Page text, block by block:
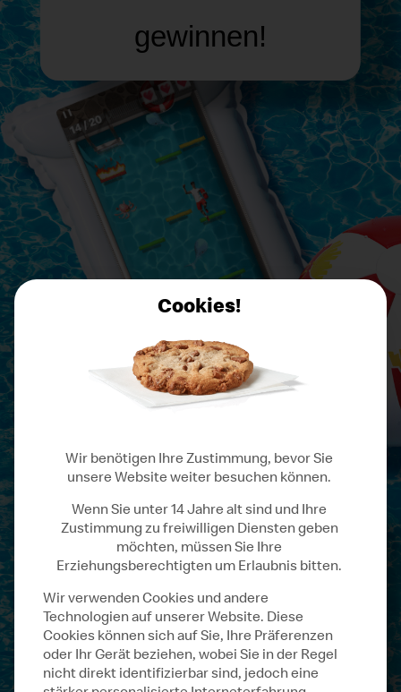
gewinnen!
Nur echteVIPs**
kennen den Code!
Finde den Code und betrete den
Cookies!
Wir benötigen Ihre Zustimmung, bevor Sie
unsere Website weiter besuchen können.
Wenn Sie unter 14 Jahre alt sind und Ihre
Zustimmung zu freiwilligen Diensten geben
möchten, müssen Sie Ihre
Erziehungsberechtigten um Erlaubnis bitten.
Wir verwenden Cookies und andere
Technologien auf unserer Website. Diese
Cookies können sich auf Sie, Ihre Präferenzen
oder Ihr Gerät beziehen, wobei Sie in der Regel
nicht direkt identifizierbar sind, jedoch eine